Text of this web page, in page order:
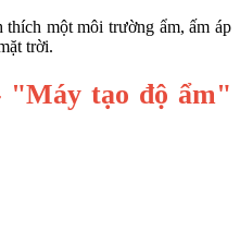
một môi trường ẩm, ấm áp
trời.
"Máy tạo độ ẩm"